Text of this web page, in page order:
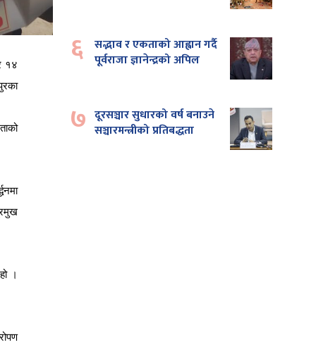
१४
हो
।
रोपण
६ सद्भाव र एकताको आह्वान गर्दै
पूर्वराजा ज्ञानेन्द्रको अपिल
७ दूरसञ्चार सुधारको वर्ष बनाउने
सञ्चारमन्त्रीको प्रतिबद्धता